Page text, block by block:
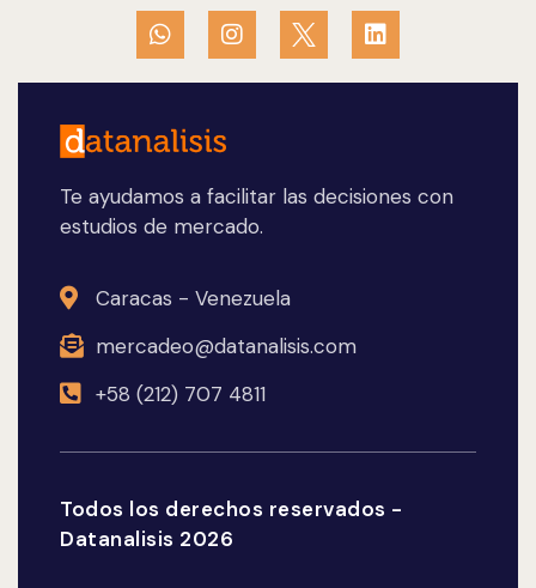
Te ayudamos a facilitar las decisiones con
estudios de mercado.
Caracas - Venezuela
mercadeo@datanalisis.com
+58 (212) 707 4811
Todos los derechos reservados -
Datanalisis 2026